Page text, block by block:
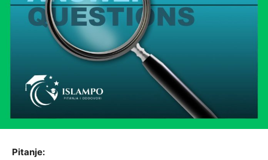
Pitanje: